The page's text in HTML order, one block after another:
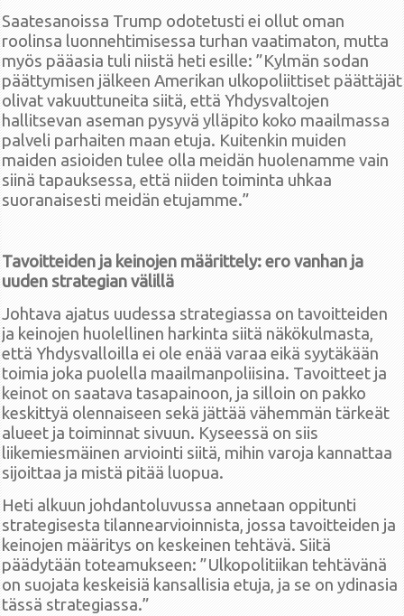
Saatesanoissa Trump odotetusti ei ollut oman
roolinsa luonnehtimisessa turhan vaatimaton, mutta
myös pääasia tuli niistä heti esille: ”Kylmän sodan
päättymisen jälkeen Amerikan ulkopoliittiset päättäjät
olivat vakuuttuneita siitä, että Yhdysvaltojen
hallitsevan aseman pysyvä ylläpito koko maailmassa
palveli parhaiten maan etuja. Kuitenkin muiden
maiden asioiden tulee olla meidän huolenamme vain
siinä tapauksessa, että niiden toiminta uhkaa
suoranaisesti meidän etujamme.”
Tavoitteiden ja keinojen määrittely: ero vanhan ja
uuden strategian välillä
Johtava ajatus uudessa strategiassa on tavoitteiden
ja keinojen huolellinen harkinta siitä näkökulmasta,
että Yhdysvalloilla ei ole enää varaa eikä syytäkään
toimia joka puolella maailmanpoliisina. Tavoitteet ja
keinot on saatava tasapainoon, ja silloin on pakko
keskittyä olennaiseen sekä jättää vähemmän tärkeät
alueet ja toiminnat sivuun. Kyseessä on siis
liikemiesmäinen arviointi siitä, mihin varoja kannattaa
sijoittaa ja mistä pitää luopua.
Heti alkuun johdantoluvussa annetaan oppitunti
strategisesta tilannearvioinnista, jossa tavoitteiden ja
keinojen määritys on keskeinen tehtävä. Siitä
päädytään toteamukseen: ”Ulkopolitiikan tehtävänä
on suojata keskeisiä kansallisia etuja, ja se on ydinasia
tässä strategiassa.”